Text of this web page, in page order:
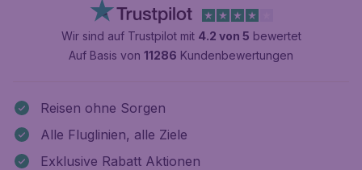
Wir sind auf Trustpilot mit 4.2 von 5 bewertet
Auf Basis von 11286 Kundenbewertungen
Reisen ohne Sorgen
Alle Fluglinien, alle Ziele
Exklusive Rabatt Aktionen